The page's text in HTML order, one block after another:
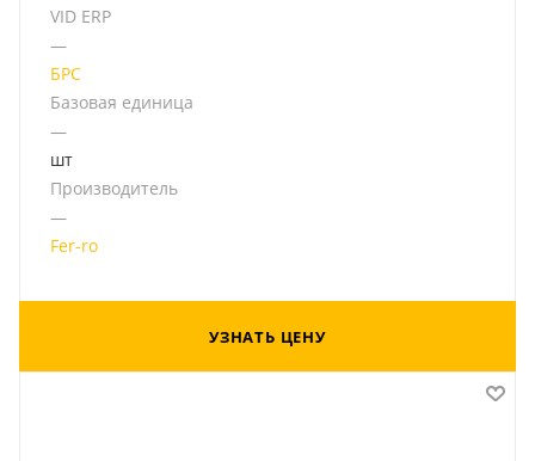
VID ERP
—
БРС
Базовая единица
—
шт
Производитель
—
Fer-ro
УЗНАТЬ ЦЕНУ